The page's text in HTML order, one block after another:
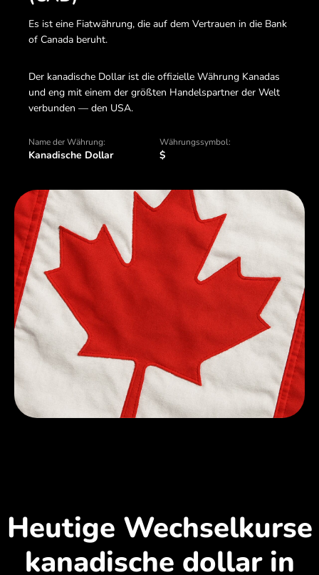
Es ist eine Fiatwährung, die auf dem Vertrauen in die Bank
of Canada beruht.
Der kanadische Dollar ist die offizielle Währung Kanadas
und eng mit einem der größten Handelspartner der Welt
verbunden — den USA.
Name der Währung:
Kanadische Dollar
Währungssymbol:
$
Heutige Wechselkurse
kanadische dollar in